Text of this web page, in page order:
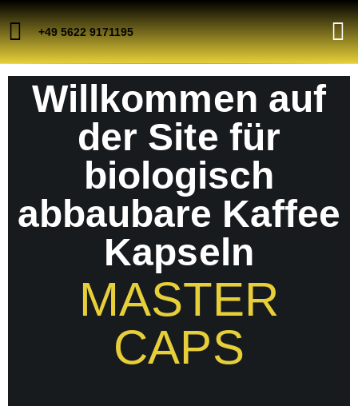
+49 5622 9171195
Willkommen auf
der Site für
biologisch
abbaubare Kaffee
Kapseln
MASTER
CAPS